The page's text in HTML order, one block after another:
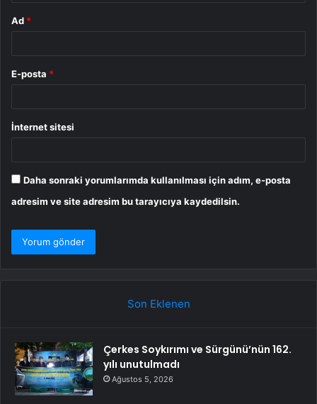
Ad *
E-posta *
İnternet sitesi
Daha sonraki yorumlarımda kullanılması için adım, e-posta
adresim ve site adresim bu tarayıcıya kaydedilsin.
Son Eklenen
Çerkes Soykırımı ve Sürgünü’nün 162.
yılı unutulmadı
Ağustos 5, 2026